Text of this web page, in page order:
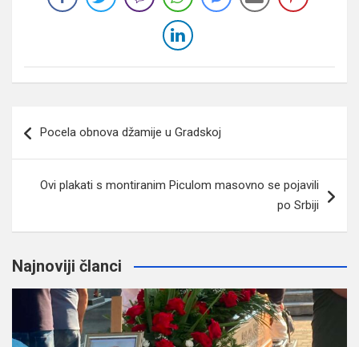
članaka
Pocela obnova džamije u Gradskoj
Ovi plakati s montiranim Piculom masovno se pojavili
po Srbiji
Najnoviji članci